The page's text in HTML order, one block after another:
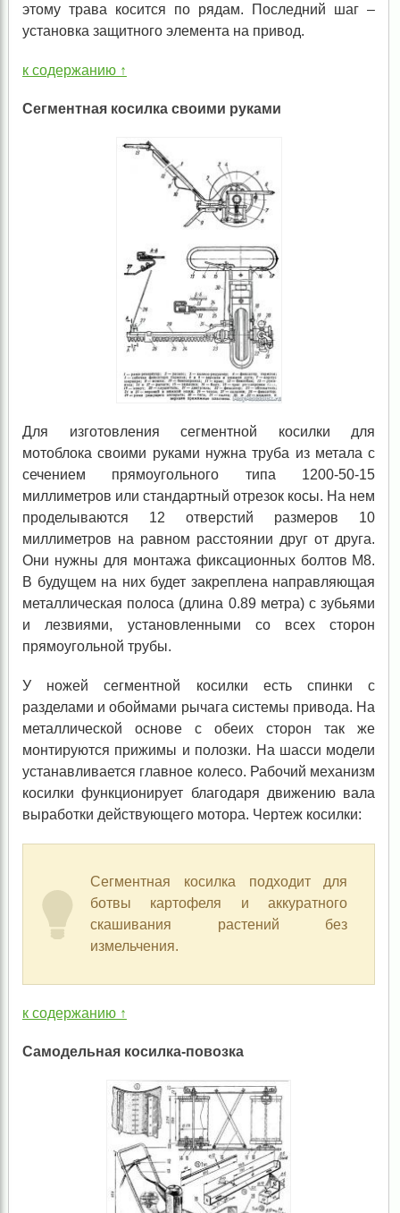
этому трава косится по рядам. Последний шаг –
установка защитного элемента на привод.
к содержанию ↑
Сегментная косилка своими руками
Для изготовления сегментной косилки для
мотоблока своими руками нужна труба из метала с
сечением прямоугольного типа 1200-50-15
миллиметров или стандартный отрезок косы. На нем
проделываются 12 отверстий размеров 10
миллиметров на равном расстоянии друг от друга.
Они нужны для монтажа фиксационных болтов М8.
В будущем на них будет закреплена направляющая
металлическая полоса (длина 0.89 метра) с зубьями
и лезвиями, установленными со всех сторон
прямоугольной трубы.
У ножей сегментной косилки есть спинки с
разделами и обоймами рычага системы привода. На
металлической основе с обеих сторон так же
монтируются прижимы и полозки. На шасси модели
устанавливается главное колесо. Рабочий механизм
косилки функционирует благодаря движению вала
выработки действующего мотора. Чертеж косилки:
Сегментная косилка подходит для
ботвы картофеля и аккуратного
скашивания растений без
измельчения.
к содержанию ↑
Самодельная косилка-повозка